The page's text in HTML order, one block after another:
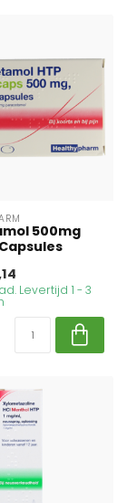
500mg
Levertijd 1 - 3